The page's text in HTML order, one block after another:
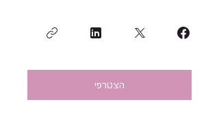
הצטרפי